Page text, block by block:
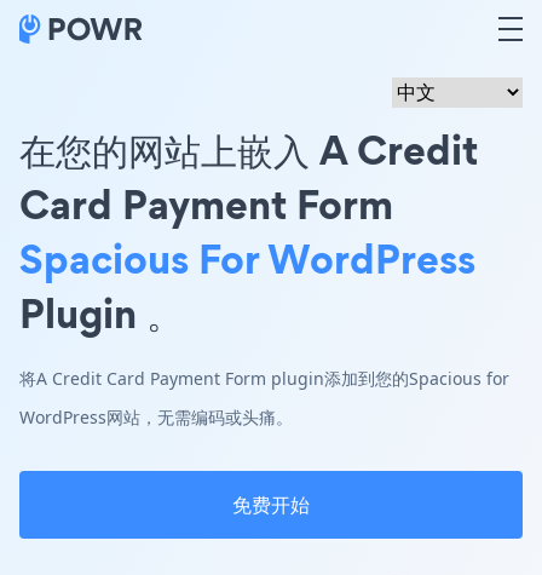
在您的网站上嵌入 A Credit
Card Payment Form
Spacious For WordPress
Plugin 。
将A Credit Card Payment Form plugin添加到您的Spacious for
WordPress网站，无需编码或头痛。
免费开始